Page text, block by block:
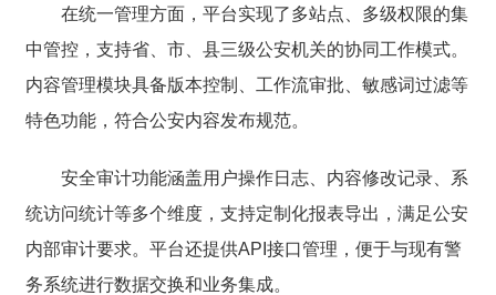
在统一管理方面，平台实现了多站点、多级权限的集
中管控，支持省、市、县三级公安机关的协同工作模式。
内容管理模块具备版本控制、工作流审批、敏感词过滤等
特色功能，符合公安内容发布规范。
安全审计功能涵盖用户操作日志、内容修改记录、系
统访问统计等多个维度，支持定制化报表导出，满足公安
内部审计要求。平台还提供API接口管理，便于与现有警
务系统进行数据交换和业务集成。